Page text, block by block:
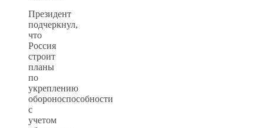
Президент
подчеркнул,
что
Россия
строит
планы
по
укреплению
обороноспособности
с
учетом